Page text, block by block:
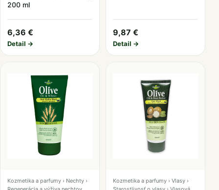
200 ml
6,36 €
Detail →
9,87 €
Detail →
Kozmetika a parfumy › Nechty ›
Kozmetika a parfumy › Vlasy ›